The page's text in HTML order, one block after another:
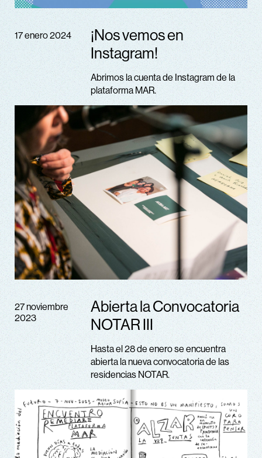
17 enero 2024
¡Nos vemos en
Instagram!
Abrimos la cuenta de Instagram de la
plataforma MAR.
27 noviembre
2023
Abierta la Convocatoria
NOTAR III
Hasta el 28 de enero se encuentra
abierta la nueva convocatoria de las
residencias NOTAR.